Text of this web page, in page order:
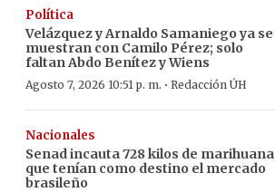
Política
Velázquez y Arnaldo Samaniego ya se
muestran con Camilo Pérez; solo
faltan Abdo Benítez y Wiens
Agosto 7, 2026 10:51 p. m. · Redacción ÚH
Nacionales
Senad incauta 728 kilos de marihuana
que tenían como destino el mercado
brasileño